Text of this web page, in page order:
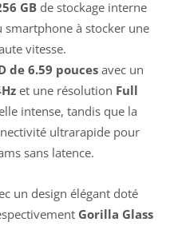
GB de stockage interne
smartphone à stocker une
vitesse.
de 6.59 pouces avec un
et une résolution Full
intense, tandis que la
ultrarapide pour
sans latence.
un design élégant doté
Gorilla Glass